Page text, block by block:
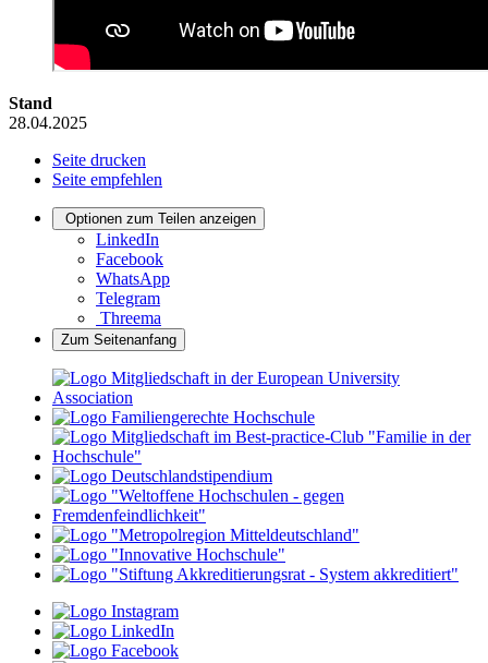
Stand
28.04.2025
Seite drucken
Seite empfehlen
Optionen zum Teilen anzeigen
LinkedIn
Facebook
WhatsApp
Telegram
Threema
Zum Seitenanfang